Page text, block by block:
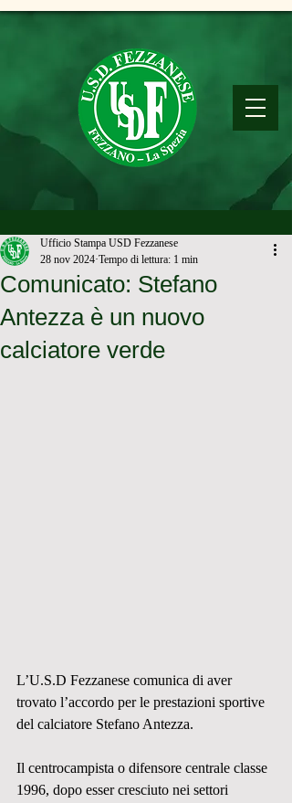
Comunicato: Stefano
Antezza è un nuovo
calciatore verde
Ufficio Stampa USD Fezzanese
28 nov 2024 Tempo di lettura: 1 min
L’U.S.D Fezzanese comunica di aver
trovato l’accordo per le prestazioni sportive
del calciatore Stefano Antezza.
Il centrocampista o difensore centrale classe
1996, dopo esser cresciuto nei settori